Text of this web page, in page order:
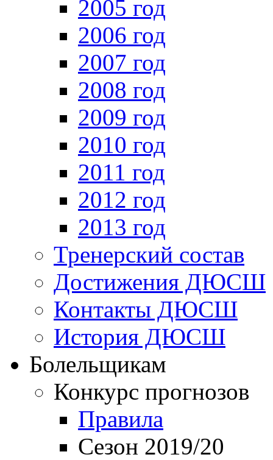
2005 год
2006 год
2007 год
2008 год
2009 год
2010 год
2011 год
2012 год
2013 год
Тренерский состав
Достижения ДЮСШ
Контакты ДЮСШ
История ДЮСШ
Болельщикам
Конкурс прогнозов
Правила
Сезон 2019/20